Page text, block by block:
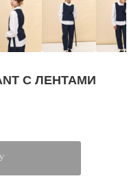
С ЛЕНТАМИ